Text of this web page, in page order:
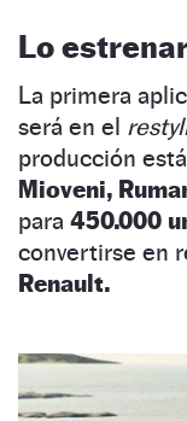
Lo
La primera
será en el
producción
Mioveni,
para 450.000
convertirse en
Renault.